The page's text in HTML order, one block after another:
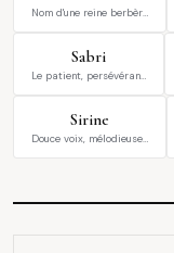
Nom d'une reine berbèr…
Sabri
Le patient, persévéran…
Sirine
Douce voix, mélodieuse…